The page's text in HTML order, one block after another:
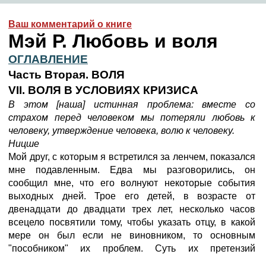
Ваш комментарий о книге
Мэй Р. Любовь и воля
ОГЛАВЛЕНИЕ
Часть Вторая. ВОЛЯ
VII. ВОЛЯ В УСЛОВИЯХ КРИЗИСА
В этом [наша] истинная проблема: вместе со
страхом перед человеком мы потеряли любовь к
человеку, утверждение человека, волю к человеку.
Ницше
Мой друг, с которым я встретился за ленчем, показался
мне подавленным. Едва мы разговорились, он
сообщил мне, что его волнуют некоторые события
выходных дней. Трое его детей, в возрасте от
двенадцати до двадцати трех лет, несколько часов
всецело посвятили тому, чтобы указать отцу, в какой
мере он был если не виновником, то основным
"пособником" их проблем. Суть их претензий